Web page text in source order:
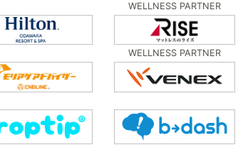
WELLNESS PARTNER
WELLNESS PARTNER